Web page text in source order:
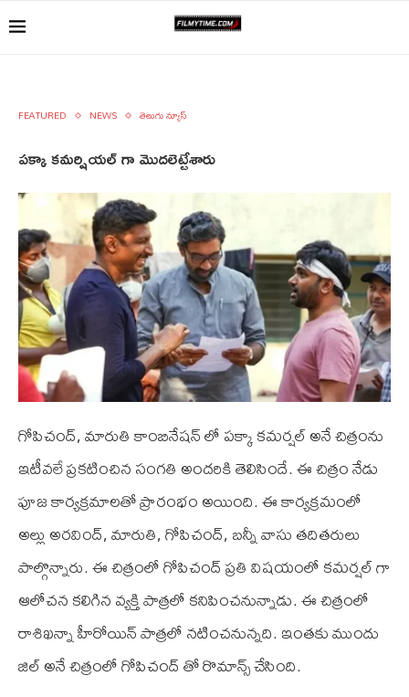
FEATURED NEWS తెలుగు న్యూస్
పక్కా కమర్షియల్ గా మొదలెట్టేశారు
గోపిచంద్, మారుతి కాంబినేషన్ లో పక్కా కమర్షల్ అనే చిత్రంను
ఇటీవలే ప్రకటించిన సంగతి అందరికి తెలిసిందే. ఈ చిత్రం నేడు
పూజ కార్యక్రమాలతో ప్రారంభం అయింది. ఈ కార్యక్రమంలో
అల్లు అరవింద్, మారుతి, గోపిచంద్, బన్నీ వాసు తదితరులు
పాల్గొన్నారు. ఈ చిత్రంలో గోపిచంద్ ప్రతి విషయంలో కమర్షల్ గా
ఆలోచన కలిగిన వ్యక్తి పాత్రలో కనిపించనున్నాడు. ఈ చిత్రంలో
రాశిఖన్నా హీరోయిన్ పాత్రలో నటించనున్నది. ఇంతకు ముందు
జిల్ అనే చిత్రంలో గోపిచంద్ తో రొమాన్స్ చేసింది.